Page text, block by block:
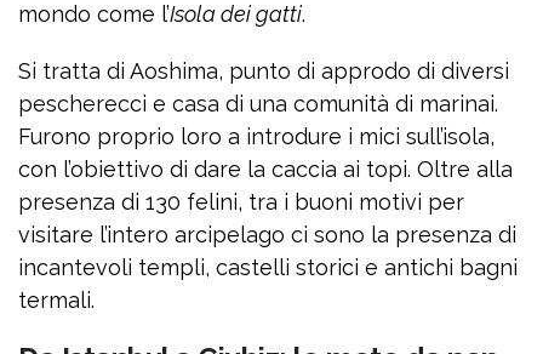
mondo come l’Isola dei gatti.
Si tratta di Aoshima, punto di approdo di diversi
pescherecci e casa di una comunità di marinai.
Furono proprio loro a introdure i mici sull’isola,
con l’obiettivo di dare la caccia ai topi. Oltre alla
presenza di 130 felini, tra i buoni motivi per
visitare l’intero arcipelago ci sono la presenza di
incantevoli templi, castelli storici e antichi bagni
termali.